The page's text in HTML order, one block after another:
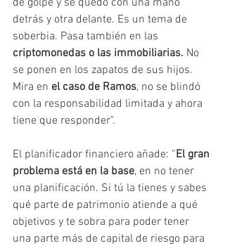
detrás y otra delante. Es un tema de
soberbia. Pasa también en las
criptomonedas o las immobiliarias. No
se ponen en los zapatos de sus hijos.
Mira en el caso de Ramos, no se blindó
con la responsabilidad limitada y ahora
tiene que responder".
El planificador financiero añade: “El gran
problema está en la base, en no tener
una planificación. Si tú la tienes y sabes
qué parte de patrimonio atiende a qué
objetivos y te sobra para poder tener
una parte más de capital de riesgo para